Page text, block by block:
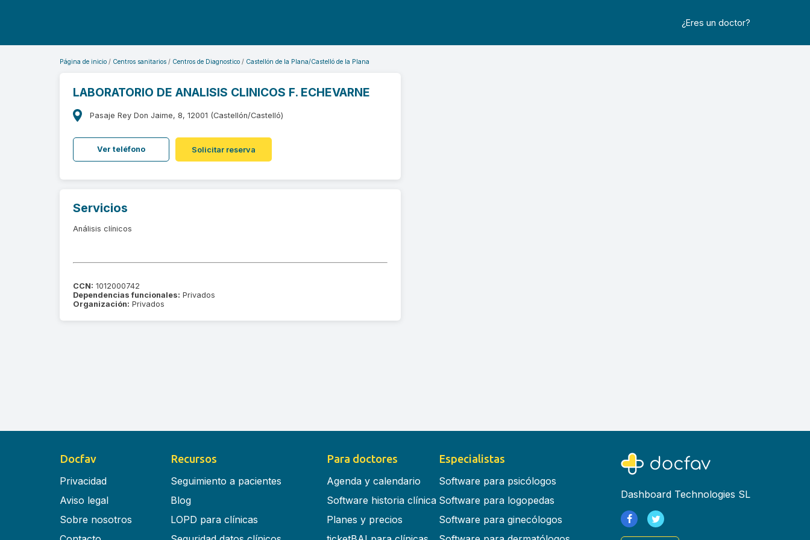
¿Eres un doctor?
Página de inicio Centros sanitarios Centros de Diagnostico Castellón de la Plana/Castelló de la Plana
LABORATORIO DE ANALISIS CLINICOS F. ECHEVARNE
Pasaje Rey Don Jaime, 8, 12001 (Castellón/Castelló)
Ver teléfono Solicitar reserva
Servicios
Análisis clínicos
CCN: 1012000742
Dependencias funcionales: Privados
Organización: Privados
Docfav
Privacidad
Aviso legal
Sobre nosotros
Recursos
Seguimiento a pacientes
Blog
LOPD para clínicas
Para doctores
Agenda y calendario
Software historia clínica
Planes y precios
Especialistas
Software para psicólogos
Software para logopedas
Software para ginecólogos
Dashboard Technologies SL